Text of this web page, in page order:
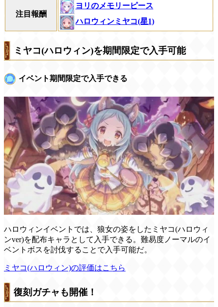
注目報酬
ヨリのメモリーピース
ハロウィンミヤコ(星1)
ミヤコ(ハロウィン)を期間限定で入手可能
イベント期間限定で入手できる
ハロウィンイベントでは、狼女の姿をしたミヤコ(ハロウィ
ンver)を配布キャラとして入手できる。難易度ノーマルのイ
ベントボスを討伐することで入手可能だ。
ミヤコ(ハロウィン)の評価はこちら
復刻ガチャも開催！